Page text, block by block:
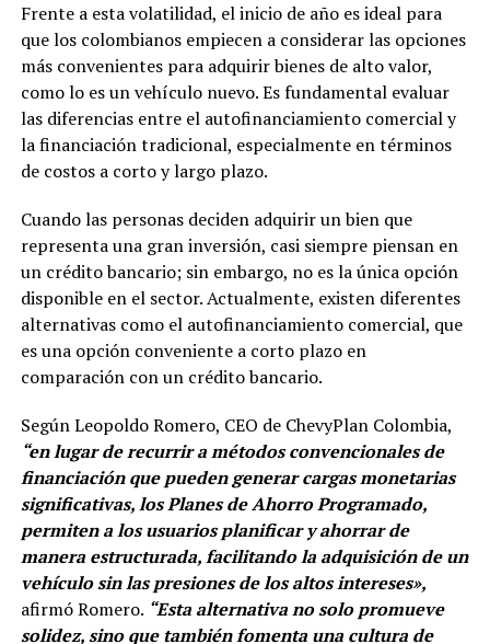
Frente a esta volatilidad, el inicio de año es ideal para
que los colombianos empiecen a considerar las opciones
más convenientes para adquirir bienes de alto valor,
como lo es un vehículo nuevo. Es fundamental evaluar
las diferencias entre el autofinanciamiento comercial y
la financiación tradicional, especialmente en términos
de costos a corto y largo plazo.
Cuando las personas deciden adquirir un bien que
representa una gran inversión, casi siempre piensan en
un crédito bancario; sin embargo, no es la única opción
disponible en el sector. Actualmente, existen diferentes
alternativas como el autofinanciamiento comercial, que
es una opción conveniente a corto plazo en
comparación con un crédito bancario.
Según Leopoldo Romero, CEO de ChevyPlan Colombia,
“en lugar de recurrir a métodos convencionales de
financiación que pueden generar cargas monetarias
significativas, los Planes de Ahorro Programado,
permiten a los usuarios planificar y ahorrar de
manera estructurada, facilitando la adquisición de un
vehículo sin las presiones de los altos intereses»,
afirmó Romero. “Esta alternativa no solo promueve
solidez, sino que también fomenta una cultura de